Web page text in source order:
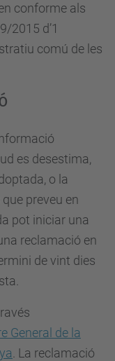
conforme als
2015 d’1
comú de les
es desestima,
o la
preveu en
pot iniciar una
reclamació en
de vint dies
General de la
. La reclamació